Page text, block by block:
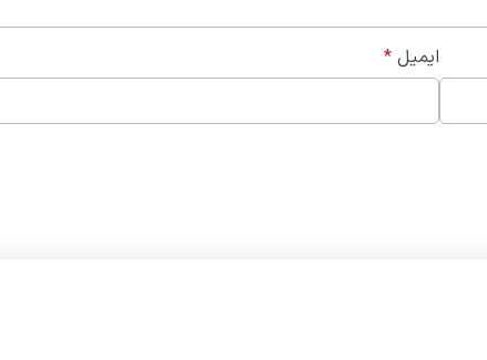
ایمیل *